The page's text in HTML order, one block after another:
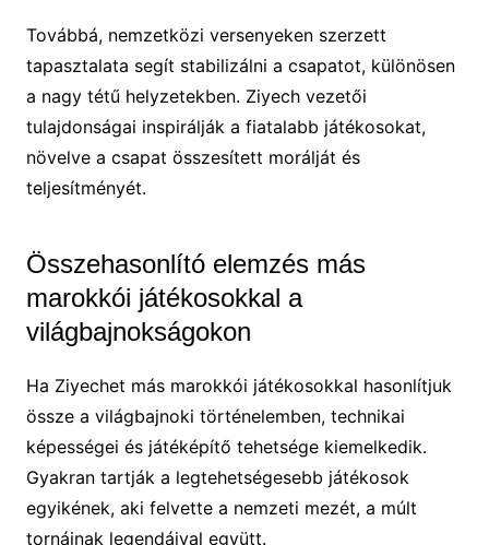
Továbbá, nemzetközi versenyeken szerzett
tapasztalata segít stabilizálni a csapatot, különösen
a nagy tétű helyzetekben. Ziyech vezetői
tulajdonságai inspirálják a fiatalabb játékosokat,
növelve a csapat összesített morálját és
teljesítményét.
Összehasonlító elemzés más
marokkói játékosokkal a
világbajnokságokon
Ha Ziyechet más marokkói játékosokkal hasonlítjuk
össze a világbajnoki történelemben, technikai
képességei és játéképítő tehetsége kiemelkedik.
Gyakran tartják a legtehetségesebb játékosok
egyikének, aki felvette a nemzeti mezét, a múlt
tornáinak legendáival együtt.